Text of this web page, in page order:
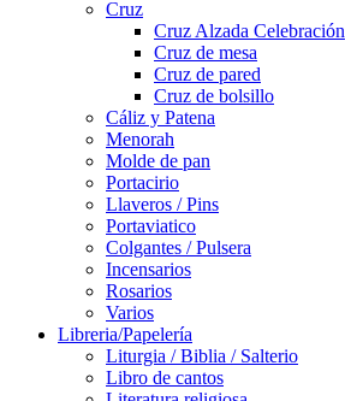
Cruz
Cruz Alzada Celebración
Cruz de mesa
Cruz de pared
Cruz de bolsillo
Cáliz y Patena
Menorah
Molde de pan
Portacirio
Llaveros / Pins
Portaviatico
Colgantes / Pulsera
Incensarios
Rosarios
Varios
Libreria/Papelería
Liturgia / Biblia / Salterio
Libro de cantos